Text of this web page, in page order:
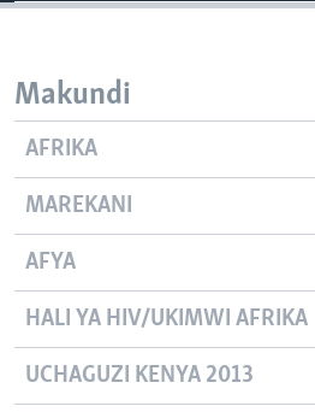
Makundi
AFRIKA
MAREKANI
AFYA
HALI YA HIV/UKIMWI AFRIKA
UCHAGUZI KENYA 2013